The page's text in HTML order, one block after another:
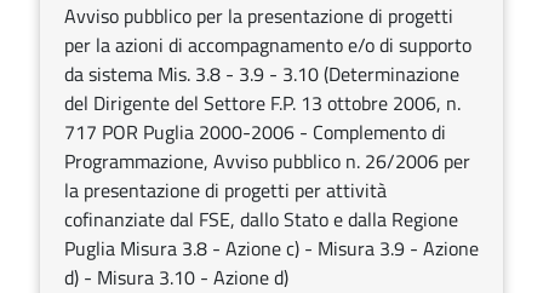
Avviso pubblico per la presentazione di progetti
per la azioni di accompagnamento e/o di supporto
da sistema Mis. 3.8 - 3.9 - 3.10 (Determinazione
del Dirigente del Settore F.P. 13 ottobre 2006, n.
717 POR Puglia 2000-2006 - Complemento di
Programmazione, Avviso pubblico n. 26/2006 per
la presentazione di progetti per attività
cofinanziate dal FSE, dallo Stato e dalla Regione
Puglia Misura 3.8 - Azione c) - Misura 3.9 - Azione
d) - Misura 3.10 - Azione d)